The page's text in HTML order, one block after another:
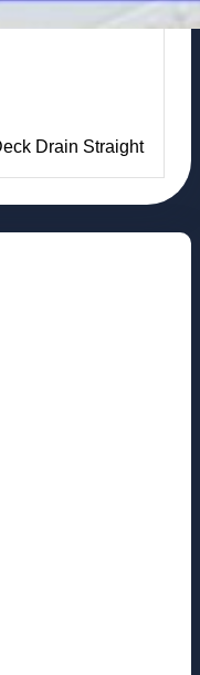
Drain Straight